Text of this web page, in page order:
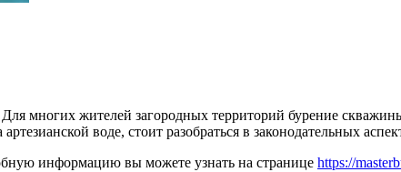
многих жителей загородных территорий бурение
воде, стоит разобраться в законодательных
информацию вы можете узнать на странице https://